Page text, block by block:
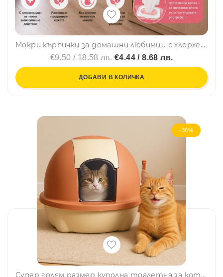
Мокри кърпички за домашни любимци с хлорхексидин – 50 броя, чисти лапи по всяко време
€9.50 / 18.58 лв.€4.44 / 8.68 лв.
ДОБАВИ В КОЛИЧКА
-36%
Супер голям размер куполна тоалетна за котки + лопатка